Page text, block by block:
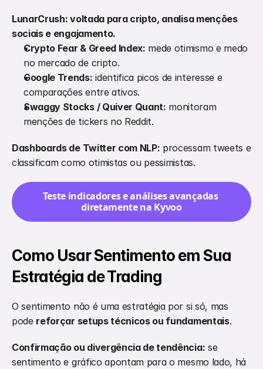
LunarCrush: voltada para cripto, analisa menções
sociais e engajamento.
Crypto Fear & Greed Index: mede otimismo e medo
no mercado de cripto.
Google Trends: identifica picos de interesse e
comparações entre ativos.
Swaggy Stocks / Quiver Quant: monitoram
menções de tickers no Reddit.
Dashboards de Twitter com NLP: processam tweets e
classificam como otimistas ou pessimistas.
Teste indicadores e análises avançadas
diretamente na Kyvoo
Como Usar Sentimento em Sua
Estratégia de Trading
O sentimento não é uma estratégia por si só, mas
pode reforçar setups técnicos ou fundamentais.
Confirmação ou divergência de tendência: se
sentimento e gráfico apontam para o mesmo lado, há